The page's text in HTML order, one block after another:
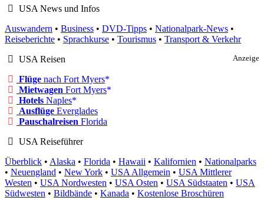
USA News und Infos
Auswandern • Business • DVD-Tipps • Nationalpark-News •
Reiseberichte • Sprachkurse • Tourismus • Transport & Verkehr
Anzeige
USA Reisen
Flüge nach Fort Myers
Mietwagen Fort Myers
Hotels Naples
Ausflüge Everglades
Pauschalreisen Florida
USA Reiseführer
Überblick • Alaska • Florida • Hawaii • Kalifornien • Nationalparks
• Neuengland • New York • USA Allgemein • USA Mittlerer
Westen • USA Nordwesten • USA Osten • USA Südstaaten • USA
Südwesten • Bildbände • Kanada • Kostenlose Broschüren